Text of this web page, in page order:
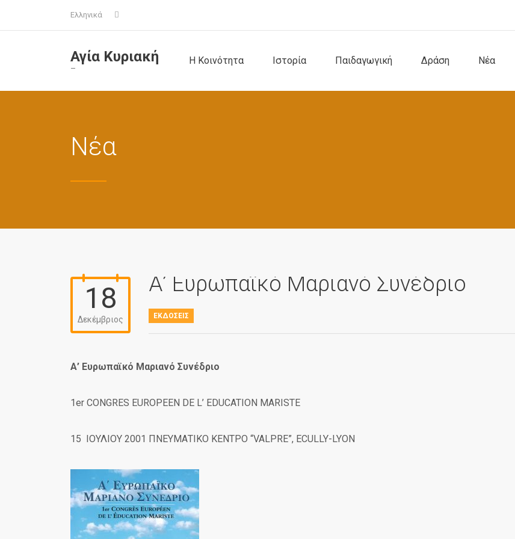
Ελληνικά
Η Κοινότητα Ιστορία Παιδαγωγική Δράση Νέα
Αγία Κυριακή
–
Νέα
18
Δεκέμβριος
Α’ Ευρωπαϊκό Μαριανό Συνέδριο
ΕΚΔΌΣΕΙΣ
Α’ Ευρωπαϊκό Μαριανό Συνέδριο
1er CONGRES EUROPEEN DE L’ EDUCATION MARISTE
15 ΙΟΥΛΙΟΥ 2001 ΠΝΕΥΜΑΤΙΚΟ ΚΕΝΤΡΟ “VALPRE”, ECULLY-LYON